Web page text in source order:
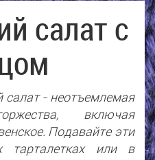
салат с
- неотъемлемая
включая
Подавайте эти
тарталетках или в